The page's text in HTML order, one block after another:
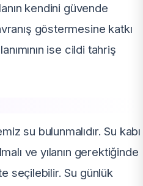
kendini güvende
göstermesine katkı
ise cildi tahriş
su bulunmalıdır. Su kabı
ve yılanın gerektiğinde
seçilebilir. Su günlük